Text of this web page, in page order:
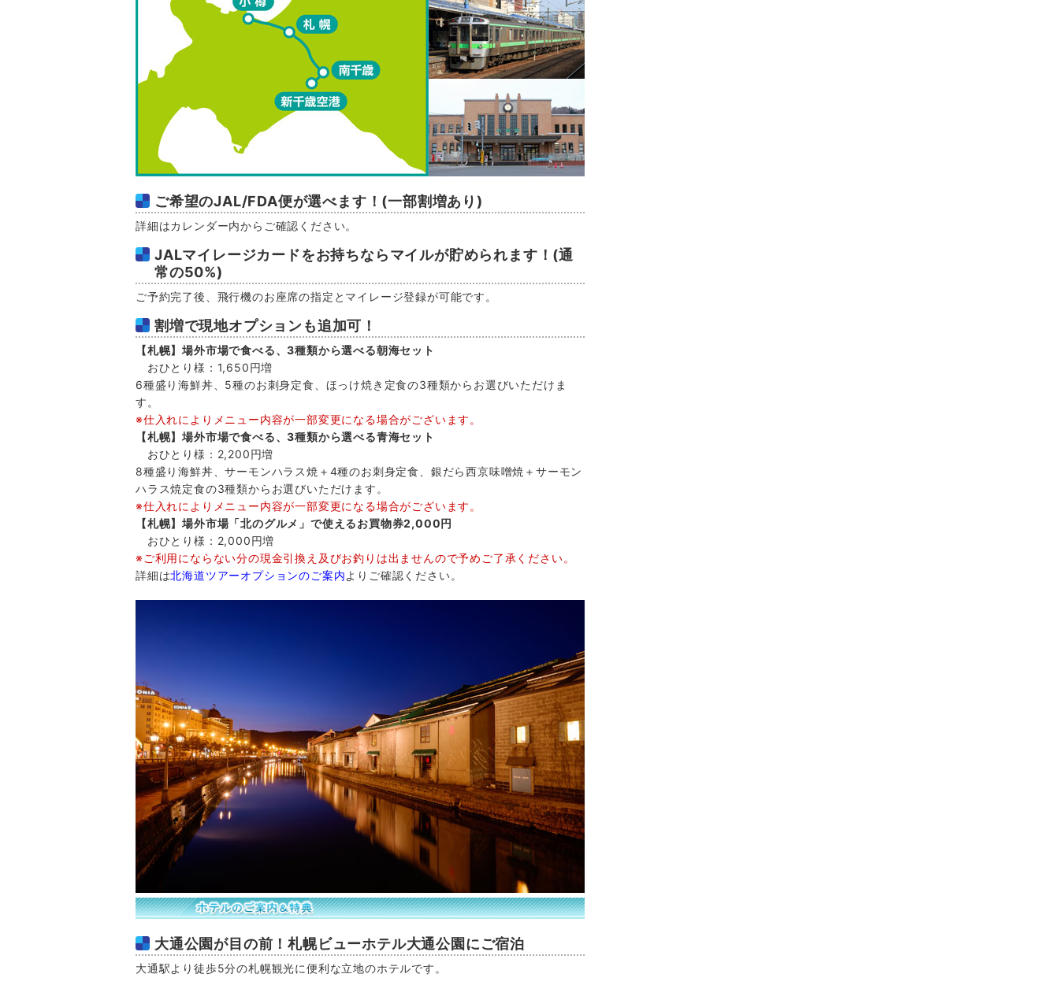
ご希望のJAL/FDA便が選べます！(一部割増あり)
詳細はカレンダー内からご確認ください。
JALマイレージカードをお持ちならマイルが貯められます！(通
常の50%)
ご予約完了後、飛行機のお座席の指定とマイレージ登録が可能です。
割増で現地オプションも追加可！
【札幌】場外市場で食べる、3種類から選べる朝海セット
おひとり様：1,650円増
6種盛り海鮮丼、5種のお刺身定食、ほっけ焼き定食の3種類からお選びいただけま
す。
※仕入れによりメニュー内容が一部変更になる場合がございます。
【札幌】場外市場で食べる、3種類から選べる青海セット
おひとり様：2,200円増
8種盛り海鮮丼、サーモンハラス焼＋4種のお刺身定食、銀だら西京味噌焼＋サーモン
ハラス焼定食の3種類からお選びいただけます。
※仕入れによりメニュー内容が一部変更になる場合がございます。
【札幌】場外市場「北のグルメ」で使えるお買物券2,000円
おひとり様：2,000円増
※ご利用にならない分の現金引換え及びお釣りは出ませんので予めご了承ください。
詳細は北海道ツアーオプションのご案内よりご確認ください。
大通公園が目の前！札幌ビューホテル大通公園にご宿泊
大通駅より徒歩5分の札幌観光に便利な立地のホテルです。